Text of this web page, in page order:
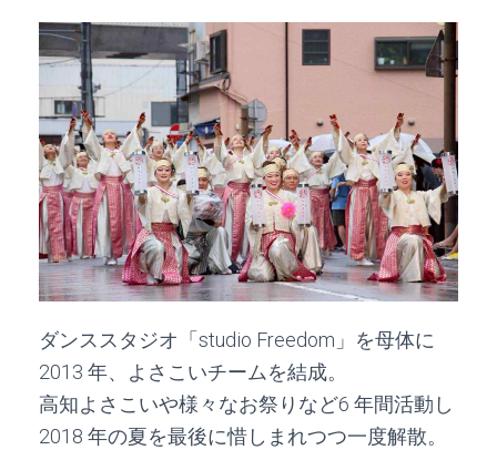
ダンススタジオ「studio Freedom」を母体に
2013 年、よさこいチームを結成。
高知よさこいや様々なお祭りなど6 年間活動し
2018 年の夏を最後に惜しまれつつ一度解散。